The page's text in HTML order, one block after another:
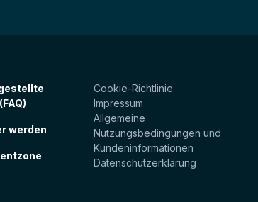
werden
Cookie-Richtlinie
Impressum
Allgemeine
Nutzungsbedingungen und
Kundeninformationen
Datenschutzerklärung